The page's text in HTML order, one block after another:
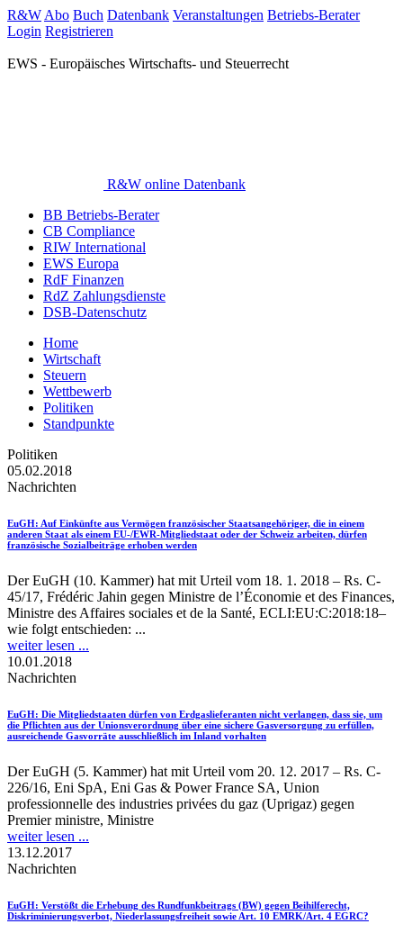
R&W Abo Buch Datenbank Veranstaltungen Betriebs-Berater
Login Registrieren
EWS - Europäisches Wirtschafts- und Steuerrecht
R&W online Datenbank
BB Betriebs-Berater
CB Compliance
RIW International
EWS Europa
RdF Finanzen
RdZ Zahlungsdienste
DSB-Datenschutz
Home
Wirtschaft
Steuern
Wettbewerb
Politiken
Standpunkte
Politiken
05.02.2018
Nachrichten
EuGH: Auf Einkünfte aus Vermögen französischer Staatsangehöriger, die in einem
anderen Staat als einem EU-/EWR-Mitgliedstaat oder der Schweiz arbeiten, dürfen
französische Sozialbeiträge erhoben werden
Der EuGH (10. Kammer) hat mit Urteil vom 18. 1. 2018 – Rs. C-
45/17, Frédéric Jahin gegen Ministre de l’Économie et des Finances,
Ministre des Affaires sociales et de la Santé, ECLI:EU:C:2018:18–
wie folgt entschieden: ...
weiter lesen ...
10.01.2018
Nachrichten
EuGH: Die Mitgliedstaaten dürfen von Erdgaslieferanten nicht verlangen, dass sie, um
die Pflichten aus der Unionsverordnung über eine sichere Gasversorgung zu erfüllen,
ausreichende Gasvorräte ausschließlich im Inland vorhalten
Der EuGH (5. Kammer) hat mit Urteil vom 20. 12. 2017 – Rs. C-
226/16, Eni SpA, Eni Gas & Power France SA, Union
professionnelle des industries privées du gaz (Uprigaz) gegen
Premier ministre, Ministre
weiter lesen ...
13.12.2017
Nachrichten
EuGH: Verstößt die Erhebung des Rundfunkbeitrags (BW) gegen Beihilferecht,
Diskriminierungsverbot, Niederlassungsfreiheit sowie Art. 10 EMRK/Art. 4 EGRC?